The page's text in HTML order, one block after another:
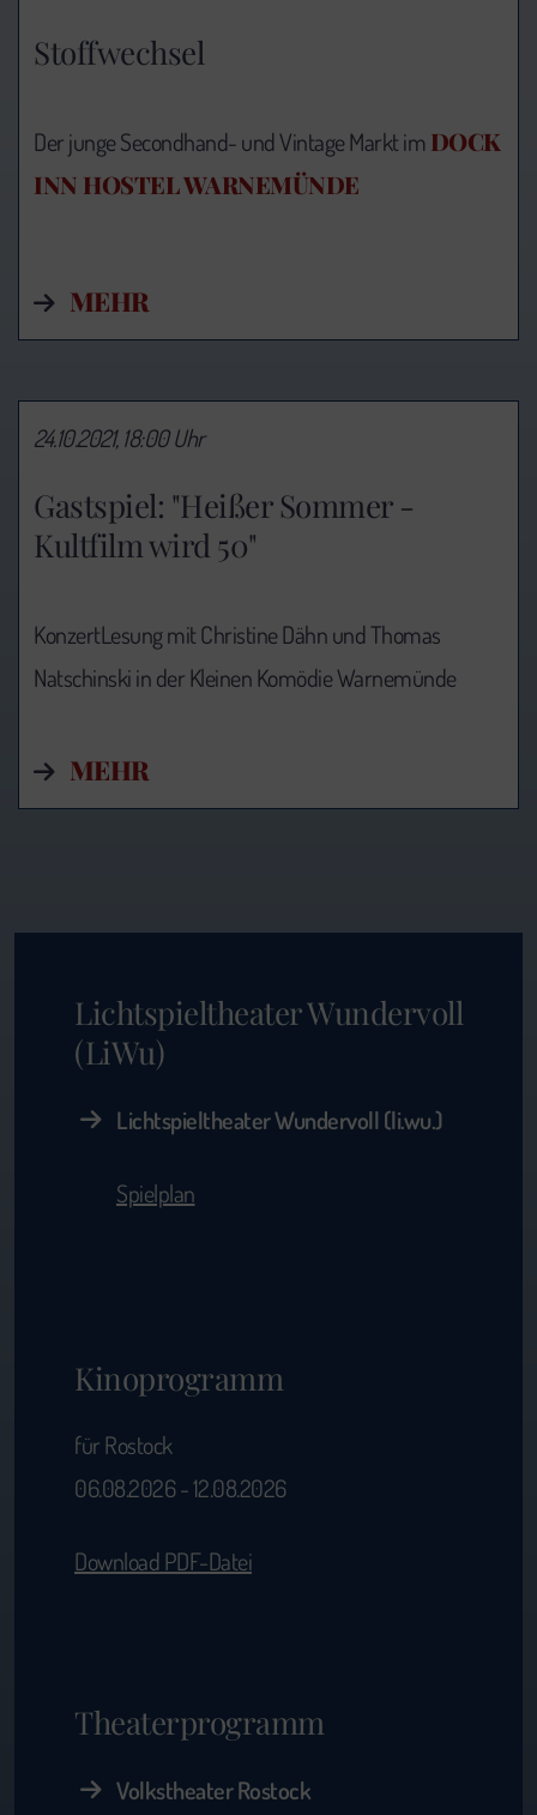
Stoffwechsel
Der junge Secondhand- und Vintage Markt imDOCK
INN HOSTEL WARNEMÜNDE
MEHR
Gastspiel: "Heißer Sommer -
Kultfilm wird 50"
24.10.2021, 18:00 Uhr
KonzertLesung mit Christine Dähn und Thomas
Natschinski in der Kleinen Komödie Warnemünde
MEHR
Lichtspieltheater Wundervoll
(LiWu)
Lichtspieltheater Wundervoll (li.wu.)
Spielplan
Kinoprogramm
für Rostock
06.08.2026 - 12.08.2026
Download PDF-Datei
Theaterprogramm
Volkstheater Rostock